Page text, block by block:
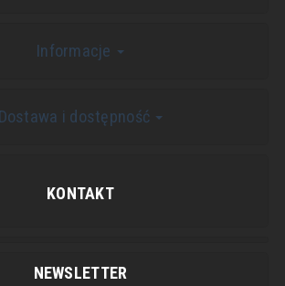
Informacje
Dostawa i dostępność
KONTAKT
NEWSLETTER